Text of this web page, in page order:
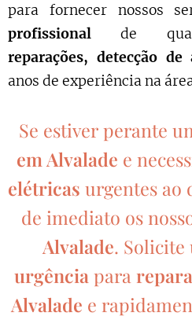
para fornecer nossos
profissional de
reparações, detecção de
anos de experiência na
Se estiver perante
em Alvalade e
elétricas urgentes ao
de imediato os
Alvalade. Solicite
urgência para
Alvalade e